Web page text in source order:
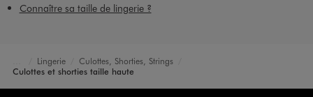
Connaître sa taille de lingerie ?
Accueil
Femme
Lingerie
Culottes, Shorties, Strings
Culottes et shorties taille haute